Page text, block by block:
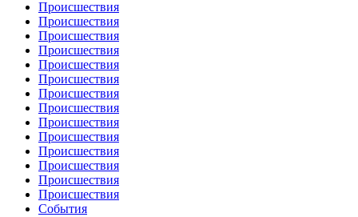
Происшествия
Происшествия
Происшествия
Происшествия
Происшествия
Происшествия
Происшествия
Происшествия
Происшествия
Происшествия
Происшествия
Происшествия
Происшествия
Происшествия
События